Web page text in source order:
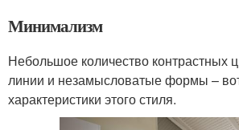
Минимализм
Небольшое количество контрастных
линии и незамысловатые формы –
характеристики этого стиля.